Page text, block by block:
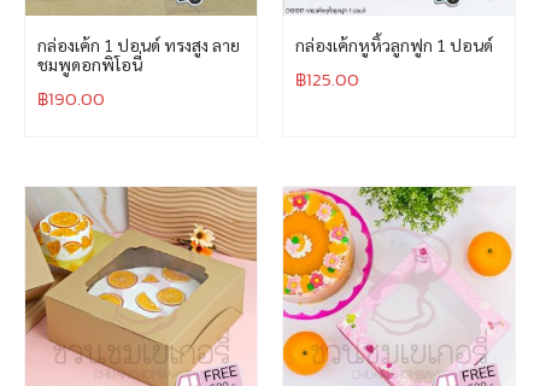
กล่องเค้ก 1 ปอนด์ ทรงสูง ลาย
ชมพูดอกพิโอนี่
฿190.00
กล่องเค้กหูหิ้วลูกฟูก 1 ปอนด์
฿125.00